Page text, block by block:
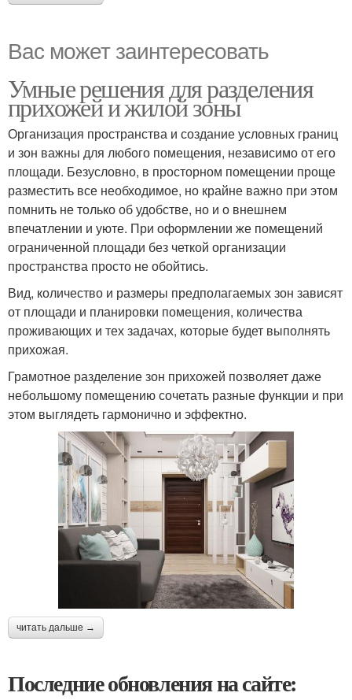
Вас может заинтересовать
Умные решения для разделения
прихожей и жилой зоны
Организация пространства и создание условных границ
и зон важны для любого помещения, независимо от его
площади. Безусловно, в просторном помещении проще
разместить все необходимое, но крайне важно при этом
помнить не только об удобстве, но и о внешнем
впечатлении и уюте. При оформлении же помещений
ограниченной площади без четкой организации
пространства просто не обойтись.
Вид, количество и размеры предполагаемых зон зависят
от площади и планировки помещения, количества
проживающих и тех задачах, которые будет выполнять
прихожая.
Грамотное разделение зон прихожей позволяет даже
небольшому помещению сочетать разные функции и при
этом выглядеть гармонично и эффектно.
читать дальше →
Последние обновления на сайте: